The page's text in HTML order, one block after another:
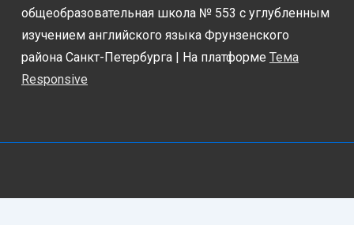
общеобразовательная школа № 553 с углубленным
изучением английского языка Фрунзенского
района Санкт-Петербурга | На платформе Тема
Responsive